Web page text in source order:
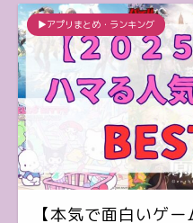
▶︎アプリまとめ・ランキング
【本気で面白いゲ